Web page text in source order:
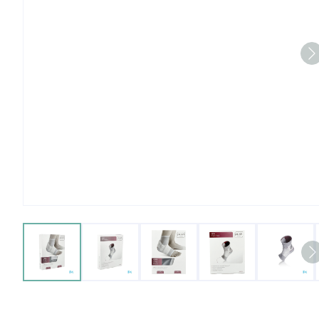
View larger imageView larger imageView larger imageView larger image
View